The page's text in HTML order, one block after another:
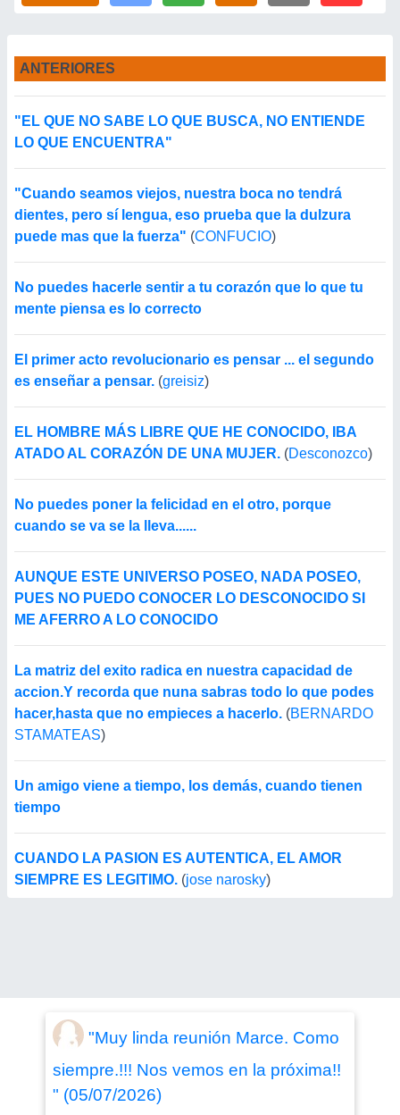
ANTERIORES
"EL QUE NO SABE LO QUE BUSCA, NO ENTIENDE
LO QUE ENCUENTRA"
"Cuando seamos viejos, nuestra boca no tendrá
dientes, pero sí lengua, eso prueba que la dulzura
puede mas que la fuerza" (CONFUCIO)
No puedes hacerle sentir a tu corazón que lo que tu
mente piensa es lo correcto
El primer acto revolucionario es pensar ... el segundo
es enseñar a pensar. (greisiz)
EL HOMBRE MÁS LIBRE QUE HE CONOCIDO, IBA
ATADO AL CORAZÓN DE UNA MUJER. (Desconozco)
No puedes poner la felicidad en el otro, porque
cuando se va se la lleva......
AUNQUE ESTE UNIVERSO POSEO, NADA POSEO,
PUES NO PUEDO CONOCER LO DESCONOCIDO SI
ME AFERRO A LO CONOCIDO
La matriz del exito radica en nuestra capacidad de
accion.Y recorda que nuna sabras todo lo que podes
hacer,hasta que no empieces a hacerlo. (BERNARDO
STAMATEAS)
Un amigo viene a tiempo, los demás, cuando tienen
tiempo
CUANDO LA PASION ES AUTENTICA, EL AMOR
SIEMPRE ES LEGITIMO. (jose narosky)
"Muy linda reunión Marce. Como
siempre.!!! Nos vemos en la próxima!!
" (05/07/2026)